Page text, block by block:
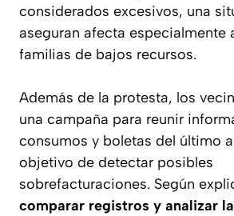
considerados excesivos, una
aseguran afecta especialmente
familias de bajos recursos.
Además de la protesta, los
una campaña para reunir
consumos y boletas del último
objetivo de detectar posibles
sobrefacturaciones. Según
comparar registros y analizar